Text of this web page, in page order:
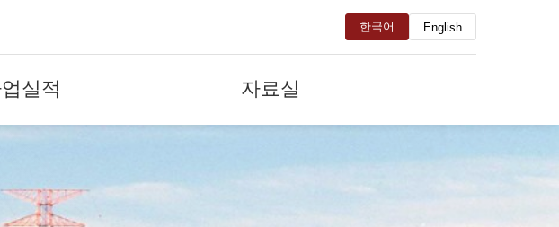
한국어 English
실적 자료실